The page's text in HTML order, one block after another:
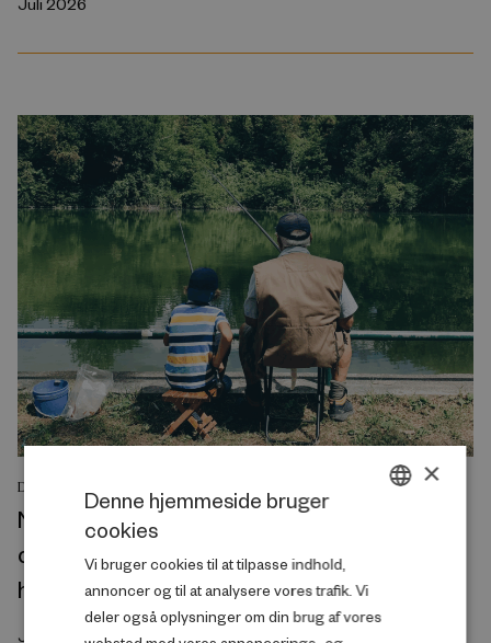
DEBATINDLÆG
Når en politik kaldes lighedsskabende, bør
det næste spørgsmål være: for hvem – og
hvornår?
Juni 2026
×
Denne hjemmeside bruger
cookies
Vi bruger cookies til at tilpasse indhold,
annoncer og til at analysere vores trafik. Vi
deler også oplysninger om din brug af vores